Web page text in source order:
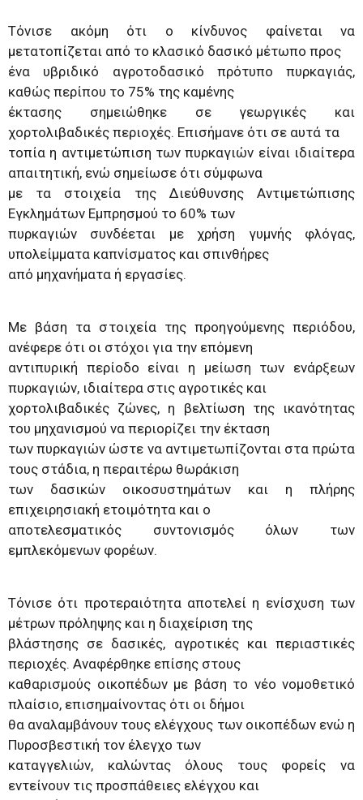
Τόνισε ακόμη ότι ο κίνδυνος φαίνεται να
μετατοπίζεται από το κλασικό δασικό μέτωπο προς
ένα υβριδικό αγροτοδασικό πρότυπο πυρκαγιάς,
καθώς περίπου το 75% της καμένης
έκτασης σημειώθηκε σε γεωργικές και
χορτολιβαδικές περιοχές. Επισήμανε ότι σε αυτά τα
τοπία η αντιμετώπιση των πυρκαγιών είναι ιδιαίτερα
απαιτητική, ενώ σημείωσε ότι σύμφωνα
με τα στοιχεία της Διεύθυνσης Αντιμετώπισης
Εγκλημάτων Εμπρησμού το 60% των
πυρκαγιών συνδέεται με χρήση γυμνής φλόγας,
υπολείμματα καπνίσματος και σπινθήρες
από μηχανήματα ή εργασίες.
Με βάση τα στοιχεία της προηγούμενης περιόδου,
ανέφερε ότι οι στόχοι για την επόμενη
αντιπυρική περίοδο είναι η μείωση των ενάρξεων
πυρκαγιών, ιδιαίτερα στις αγροτικές και
χορτολιβαδικές ζώνες, η βελτίωση της ικανότητας
του μηχανισμού να περιορίζει την έκταση
των πυρκαγιών ώστε να αντιμετωπίζονται στα πρώτα
τους στάδια, η περαιτέρω θωράκιση
των δασικών οικοσυστημάτων και η πλήρης
επιχειρησιακή ετοιμότητα και ο
αποτελεσματικός συντονισμός όλων των
εμπλεκόμενων φορέων.
Τόνισε ότι προτεραιότητα αποτελεί η ενίσχυση των
μέτρων πρόληψης και η διαχείριση της
βλάστησης σε δασικές, αγροτικές και περιαστικές
περιοχές. Αναφέρθηκε επίσης στους
καθαρισμούς οικοπέδων με βάση το νέο νομοθετικό
πλαίσιο, επισημαίνοντας ότι οι δήμοι
θα αναλαμβάνουν τους ελέγχους των οικοπέδων ενώ η
Πυροσβεστική τον έλεγχο των
καταγγελιών, καλώντας όλους τους φορείς να
εντείνουν τις προσπάθειες ελέγχου και